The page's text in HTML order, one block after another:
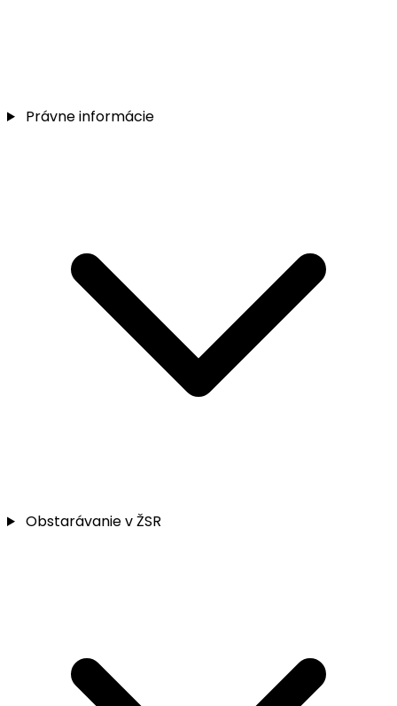
Právne informácie
Obstarávanie v ŽSR